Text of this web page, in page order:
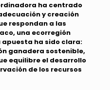
ha centrado
y creación
respondan a las
una ecorregión
apuesta ha sido clara:
ganadera sostenible,
equilibre el desarrollo
de los recursos